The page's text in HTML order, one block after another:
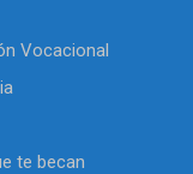
Vocacional
te becan